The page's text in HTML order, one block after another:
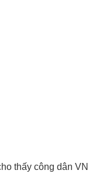
thấy công dân